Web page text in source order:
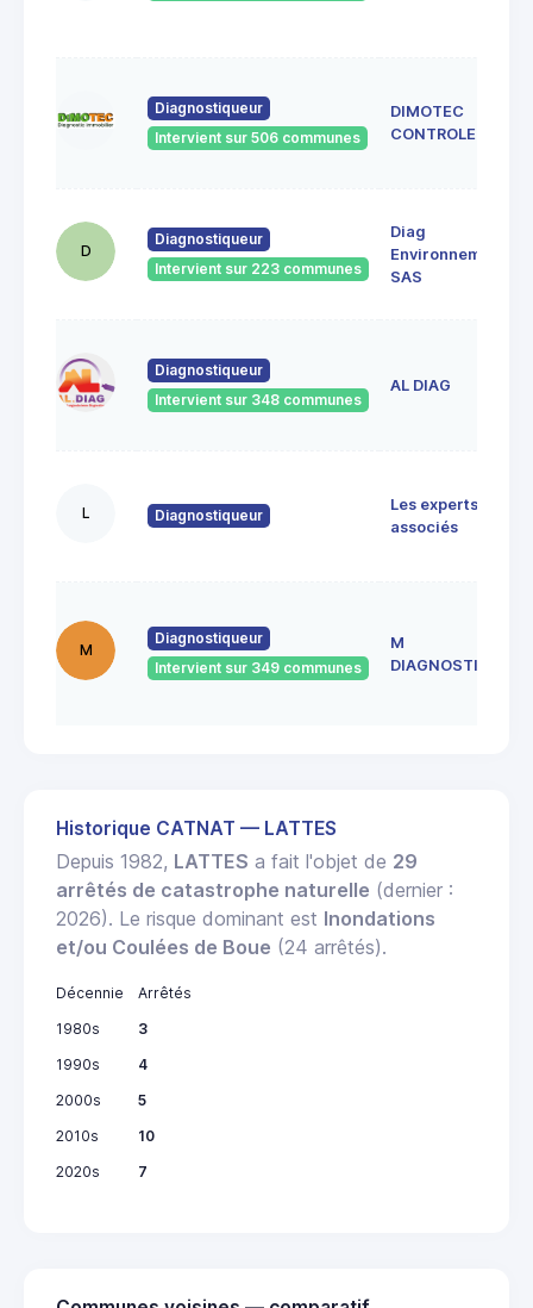
Diagnostiqueur
Intervient sur 506 communes
DIMOTEC
CONTROLES
D
Diagnostiqueur
Intervient sur 223 communes
Diag
Environnement
SAS
Diagnostiqueur
Intervient sur 348 communes
AL DIAG
L Diagnostiqueur
Les experts
associés
M
Diagnostiqueur
Intervient sur 349 communes
M
DIAGNOSTICS
Historique CATNAT — LATTES
Depuis 1982, LATTES a fait l'objet de 29
arrêtés de catastrophe naturelle (dernier :
2026). Le risque dominant est Inondations
et/ou Coulées de Boue (24 arrêtés).
Décennie
Arrêtés
1980s
3
1990s
4
2000s
5
2010s
10
2020s
7